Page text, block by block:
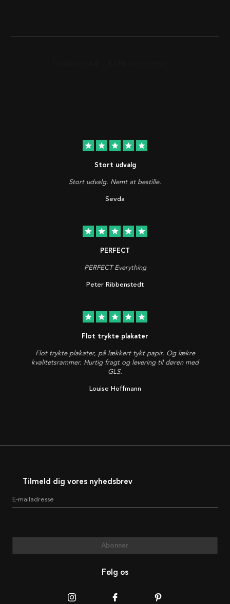
star star star star star
Stort udvalg
Stort udvalg. Nemt at bestille.
Sevda
star star star star star
PERFECT
PERFECT Everything
Peter Ribbenstedt
star star star star star
Flot trykte plakater
Flot trykte plakater, på lækkert tykt papir. Og lækre
kvalitetsrammer. Hurtig fragt og levering til døren med
GLS.
Louise Hoffmann
Tilmeld dig vores nyhedsbrev
E-mailadresse
Abonner
Følg os